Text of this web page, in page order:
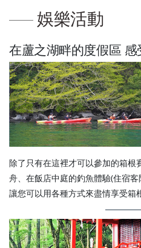
娛樂活動
在蘆之湖畔的度假區
除了只有在這裡才可以參加的箱根
舟、在飯店中庭的釣魚體驗(住宿
讓您可以用各種方式來盡情享受箱